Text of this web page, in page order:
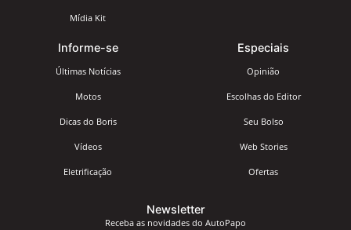
Mídia Kit
Informe-se
Últimas Notícias
Motos
Dicas do Boris
Vídeos
Eletrificação
Especiais
Opinião
Escolhas do Editor
Seu Bolso
Web Stories
Ofertas
Newsletter
Receba as novidades do AutoPapo